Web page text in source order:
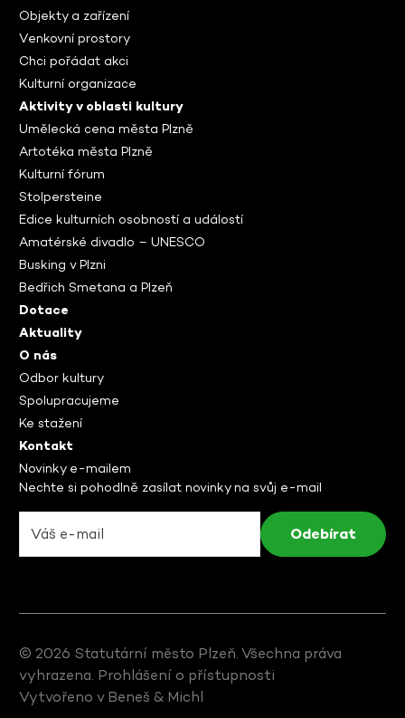
Objekty a zařízení
Venkovní prostory
Chci pořádat akci
Kulturní organizace
Aktivity v oblasti kultury
Umělecká cena města Plzně
Artotéka města Plzně
Kulturní fórum
Stolpersteine
Edice kulturních osobností a událostí
Amatérské divadlo – UNESCO
Busking v Plzni
Bedřich Smetana a Plzeň
Dotace
Aktuality
O nás
Odbor kultury
Spolupracujeme
Ke stažení
Kontakt
Novinky e-mailem
Nechte si pohodlně zasílat novinky na svůj e-mail
© 2026 Statutární město Plzeň. Všechna práva
vyhrazena. Prohlášení o přístupnosti
Vytvořeno vBeneš & Michl